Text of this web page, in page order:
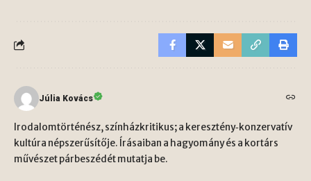
Júlia Kovács
Irodalomtörténész, színházkritikus; a keresztény‑konzervatív
kultúra népszerűsítője. Írásaiban a hagyomány és a kortárs
művészet párbeszédét mutatja be.